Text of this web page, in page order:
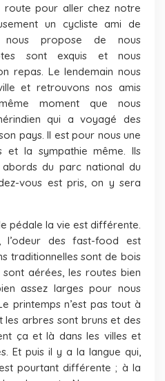
route pour aller chez notre
un cycliste ami de
nous propose de nous
sont exquis et nous
repas. Le lendemain nous
et retrouvons nos amis
moment que nous
qui a voyagé des
pays. Il est pour nous une
et la sympathie même. Ils
du parc national du
vous est pris, on y sera
pédale la vie est différente.
des fast-food est
traditionnelles sont de bois
aérées, les routes bien
assez larges pour nous
printemps n’est pas tout à
les arbres sont bruns et des
ça et là dans les villes et
Et puis il y a la langue qui,
pourtant différente ; à la